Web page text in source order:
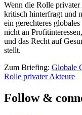
Wenn die Rolle
kritisch hinterfragt und
ein gerechteres
nicht an
und das Recht auf
stellt.
Zum Briefing: Globale
Rolle privater Akteure
Follow &